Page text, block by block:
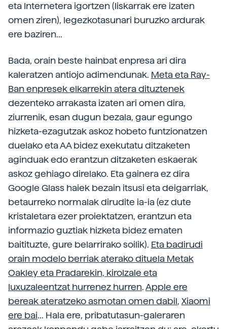
eta Internetera igortzen (liskarrak ere izaten
omen ziren), legezkotasunari buruzko ardurak
ere baziren...
Bada, orain beste hainbat enpresa ari dira
kaleratzen antiojo adimendunak. Meta eta Ray-
Ban enpresek elkarrekin atera dituztenek
dezenteko arrakasta izaten ari omen dira,
ziurrenik, esan dugun bezala, gaur egungo
hizketa-ezagutzak askoz hobeto funtzionatzen
duelako eta AA bidez exekutatu ditzaketen
aginduak edo erantzun ditzaketen eskaerak
askoz gehiago direlako. Eta gainera ez dira
Google Glass haiek bezain itsusi eta deigarriak,
betaurreko normalak dirudite ia-ia (ez dute
kristaletara ezer proiektatzen, erantzun eta
informazio guztiak hizketa bidez ematen
baitituzte, gure belarrirako soilik). Eta badirudi
orain modelo berriak aterako dituela Metak
Oakley eta Pradarekin, kirolzale eta
luxuzaleentzat hurrenez hurren.Apple ere
bereak ateratzeko asmotan omen dabil, Xiaomi
ere bai... Hala ere, pribatutasun-galeraren